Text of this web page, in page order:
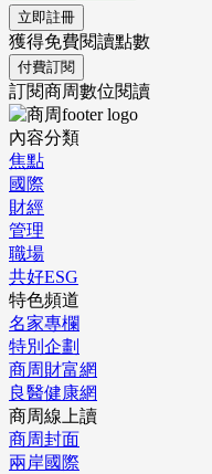
立即註冊
獲得免費閱讀點數
付費訂閱
訂閱商周數位閱讀
內容分類
焦點
國際
財經
管理
職場
共好ESG
特色頻道
名家專欄
特別企劃
商周財富網
良醫健康網
商周線上讀
商周封面
兩岸國際